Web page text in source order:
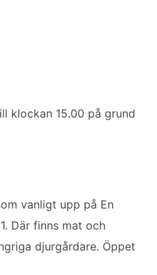
klockan 15.00 på grund
vanligt upp på En
Där finns mat och
djurgårdare. Öppet